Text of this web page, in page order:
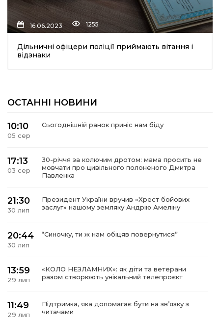
16.06.2023 1255
Дільничні офіцери поліції приймають вітання і
відзнаки
ОСТАННІ НОВИНИ
10:10
05 сер
Сьогоднішній ранок приніс нам біду
17:13
03 сер
30-річчя за колючим дротом: мама просить не
мовчати про цивільного полоненого Дмитра
Павленка
21:30
30 лип
Президент України вручив «Хрест бойових
заслуг» нашому земляку Андрію Амеліну
20:44
30 лип
“Синочку, ти ж нам обіцяв повернутися”
13:59
29 лип
«КОЛО НЕЗЛАМНИХ»: як діти та ветерани
разом створюють унікальний телепроєкт
11:49
29 лип
Підтримка, яка допомагає бути на зв’язку з
читачами